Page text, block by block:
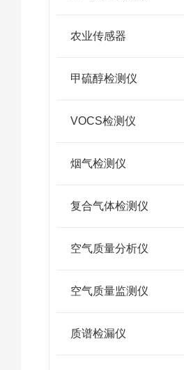
农业传感器
甲硫醇检测仪
VOCS检测仪
烟气检测仪
复合气体检测仪
空气质量分析仪
空气质量监测仪
质谱检漏仪